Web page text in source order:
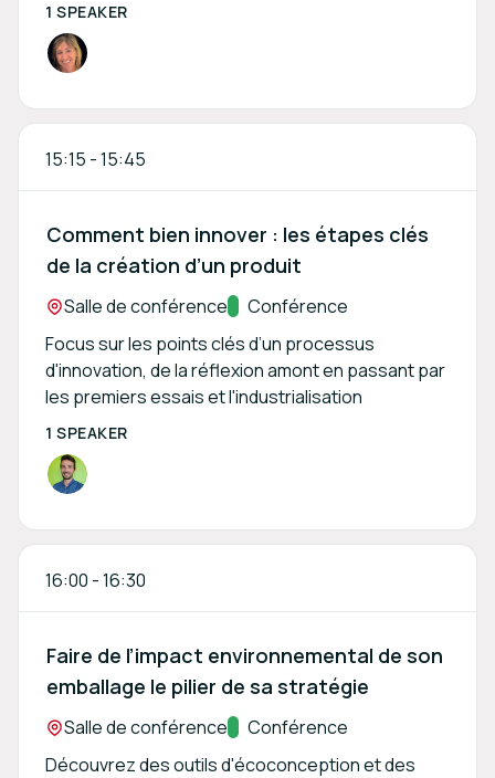
1 SPEAKER
15:15 -15:45
Comment bien innover : les étapes clés
de la création d’un produit
Location:
Salle de conférenceTrack:
Conférence
Focus sur les points clés d’un processus
d'innovation, de la réflexion amont en passant par
les premiers essais et l'industrialisation
1 SPEAKER
16:00 -16:30
Faire de l’impact environnemental de son
emballage le pilier de sa stratégie
Location:
Salle de conférenceTrack:
Conférence
Découvrez des outils d'écoconception et des